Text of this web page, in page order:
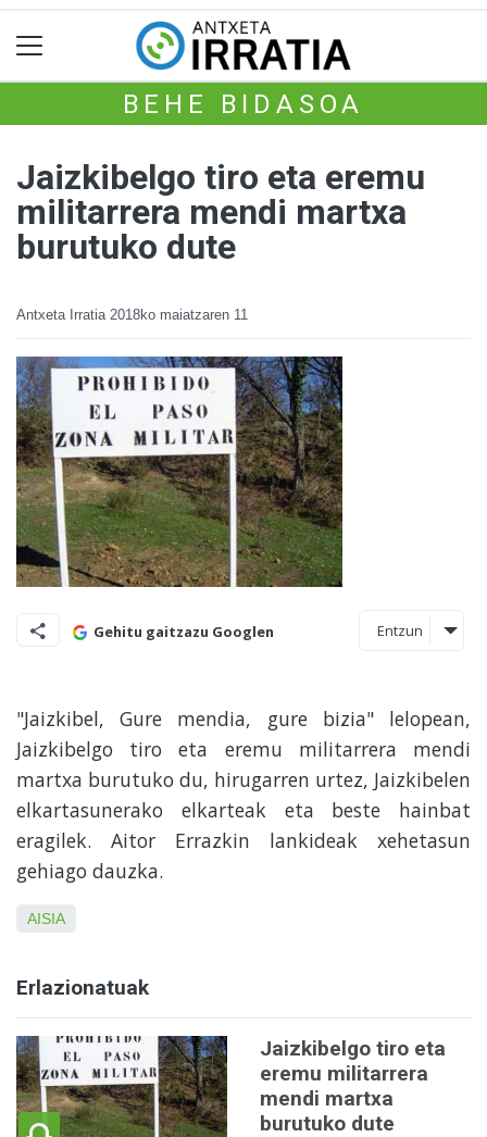
BEHE BIDASOA
Jaizkibelgo tiro eta eremu
militarrera mendi martxa
burutuko dute
Antxeta Irratia 2018ko maiatzaren 11
Gehitu gaitzazu Googlen Entzun
"Jaizkibel, Gure mendia, gure bizia" lelopean,
Jaizkibelgo tiro eta eremu militarrera mendi
martxa burutuko du, hirugarren urtez, Jaizkibelen
elkartasunerako elkarteak eta beste hainbat
eragilek. Aitor Errazkin lankideak xehetasun
gehiago dauzka.
AISIA
Erlazionatuak
Jaizkibelgo tiro eta
eremu militarrera
mendi martxa
burutuko dute